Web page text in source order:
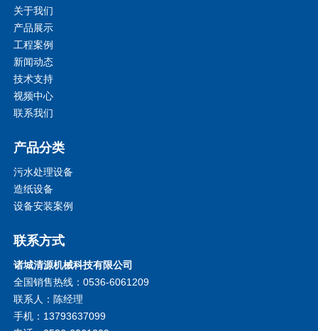
关于我们
产品展示
工程案例
新闻动态
技术支持
视频中心
联系我们
产品分类
污水处理设备
造纸设备
设备安装案例
联系方式
诸城清源机械科技有限公司
全国销售热线：0536-6061209
联系人：陈经理
手机：13793637099